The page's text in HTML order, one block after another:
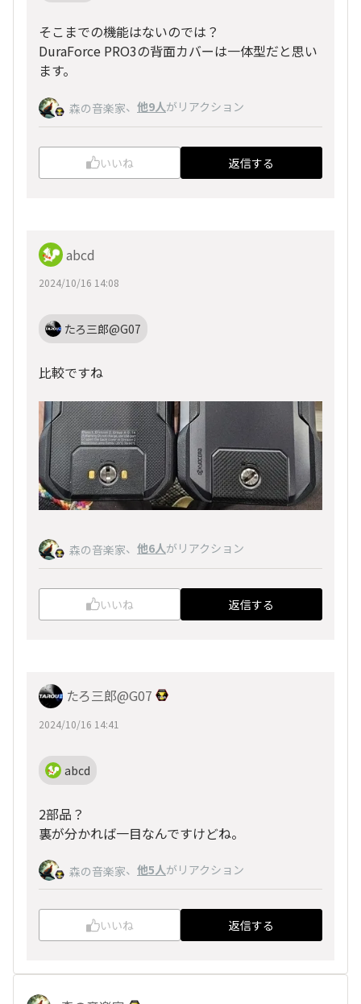
そこまでの機能はないのでは？
DuraForce PRO3の背面カバーは一体型だと思い
ます。
森の音楽家、 他9人がリアクション
いいね 返信する
abcd
2024/10/16 14:08
たろ三郎@G07
比較ですね
森の音楽家、 他6人がリアクション
いいね 返信する
たろ三郎@G07
2024/10/16 14:41
abcd
2部品？
裏が分かれば一目なんですけどね。
森の音楽家、 他5人がリアクション
いいね 返信する